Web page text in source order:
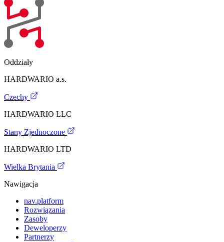
Oddziały
HARDWARIO a.s.
Czechy
HARDWARIO LLC
Stany Zjednoczone
HARDWARIO LTD
Wielka Brytania
Nawigacja
nav.platform
Rozwiązania
Zasoby
Deweloperzy
Partnerzy